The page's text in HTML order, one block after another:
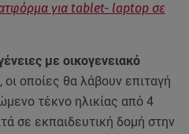
για tablet- laptop σε
με οικογενειακό
, οι οποίες θα λάβουν επιταγή
τέκνο ηλικίας από 4
σε εκπαιδευτική δομή στην